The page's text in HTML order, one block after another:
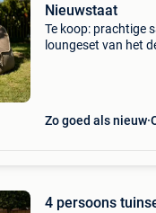
Nieuwstaat
Te koop: prachtige
loungeset van het
Zo goed als nieuw
4 persoons